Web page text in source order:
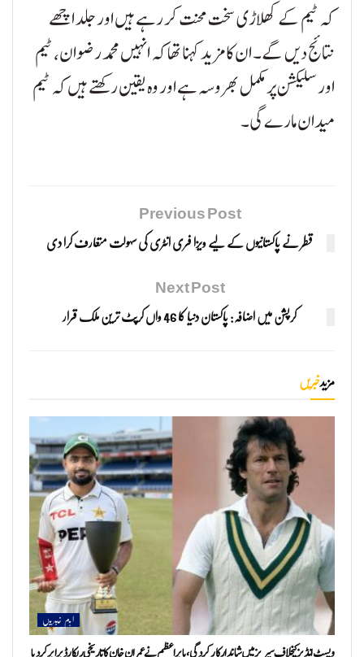
کہ ٹیم کے کھلاڑی سخت محنت کر رہے ہیں اور جلد اچھے
نتائج دیں گے۔ ان کا مزید کہنا تھا کہ انہیں محمد رضوان، ٹیم
اور سلیکشن پر مکمل بھروسہ ہے اور وہ یقین رکھتے ہیں کہ ٹیم
میدان مارے گی۔
Previous Post
قطر نے پاکستانیوں کے لیے ویزا فری انٹری کی سہولت متعارف کرا دی
Next Post
کرپشن میں اضافہ: پاکستان دنیا کا 46 واں کرپٹ ترین ملک قرار
مزیدخبریں
اہم خبریں